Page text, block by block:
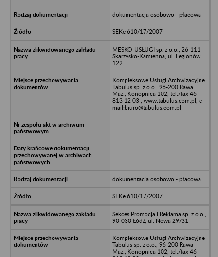
dokumentacja osobowo - płacowa
SEKe 610/17/2007
MESKO-USŁUGI sp. z o.o., 26-111
Skarżysko-Kamienna, ul. Legionów
122
Kompleksowe Usługi Archwizacyjne
Tabulus sp. z o.o., 96-200 Rawa
Maz., Konopnica 102, tel./fax 46
813 12 03 , www.tabulus.com.pl, e-
mail:biuro@tabulus.com.pl
dokumentacja osobowo - płacowa
SEKe 610/17/2007
Sekces Promocja i Reklama sp. z o.o.,
90-030 Łódź, ul. Nowa 29/31
Kompleksowe Usługi Archwizacyjne
Tabulus sp. z o.o., 96-200 Rawa
Maz., Konopnica 102, tel./fax 46